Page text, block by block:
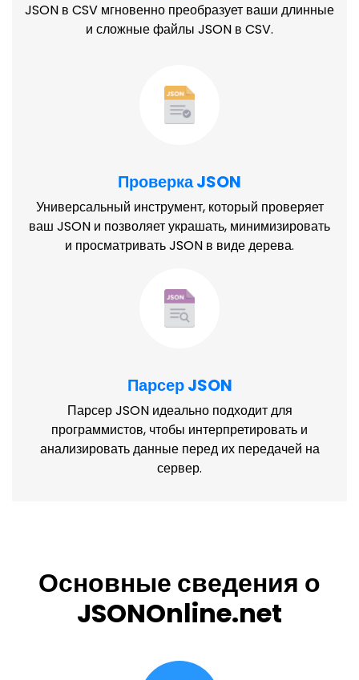
JSON в CSV мгновенно преобразует ваши длинные
и сложные файлы JSON в CSV.
Проверка JSON
Универсальный инструмент, который проверяет
ваш JSON и позволяет украшать, минимизировать
и просматривать JSON в виде дерева.
Парсер JSON
Парсер JSON идеально подходит для
программистов, чтобы интерпретировать и
анализировать данные перед их передачей на
сервер.
Основные сведения о
JSONOnline.net